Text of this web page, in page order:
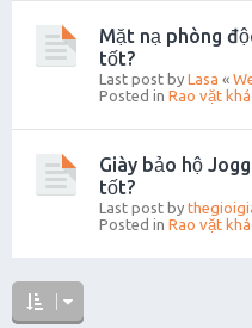
Mặt nạ phòng
tốt?
Last post by Lasa «
Posted in Rao vặt
Giày bảo hộ
tốt?
Last post by
Posted in Rao vặt